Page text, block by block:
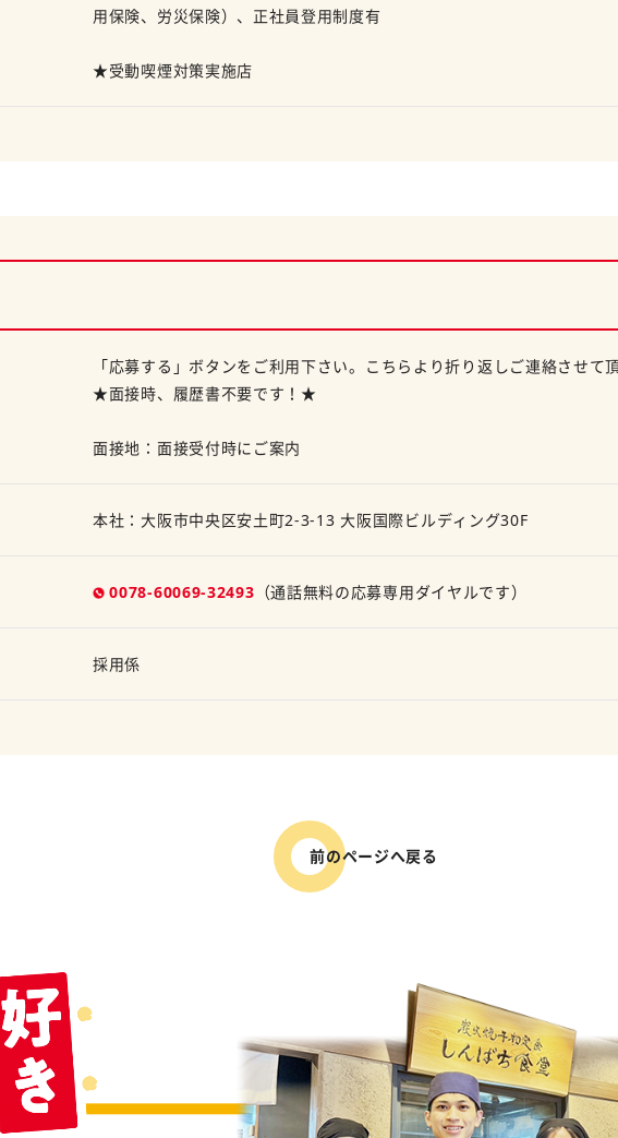
用保険、労災保険）、正社員登用制度有
★受動喫煙対策実施店
「応募する」ボタンをご利用下さい。こちらより折り返しご連絡させて
★面接時、履歴書不要です！★
面接地：面接受付時にご案内
本社：大阪市中央区安土町2-3-13 大阪国際ビルディング30F
0078-60069-32493 （通話無料の応募専用ダイヤルです）
採用係
前のページへ戻る